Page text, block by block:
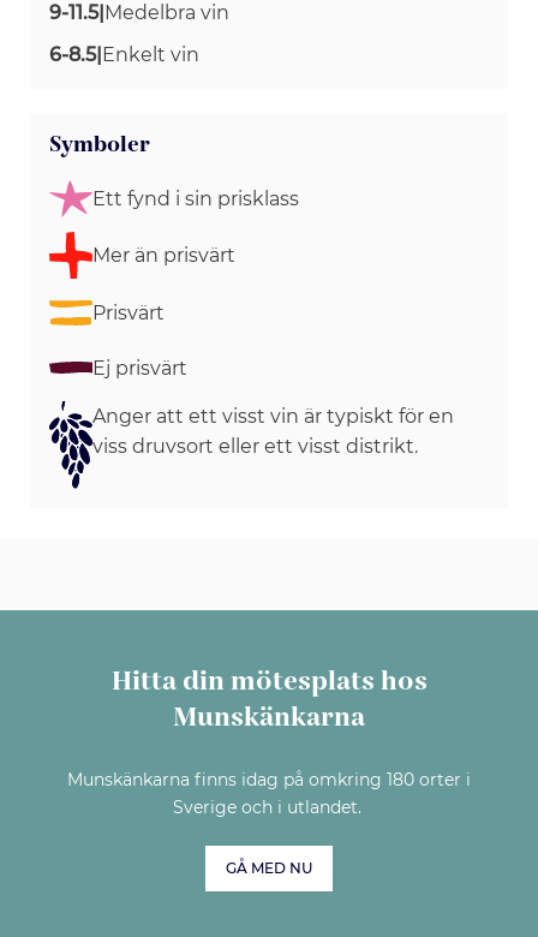
9-11.5| Medelbra vin
6-8.5| Enkelt vin
Symboler
Ett fynd i sin prisklass
Mer än prisvärt
Prisvärt
Ej prisvärt
Anger att ett visst vin är typiskt för en
viss druvsort eller ett visst distrikt.
Hitta din mötesplats hos
Munskänkarna
Munskänkarna finns idag på omkring 180 orter i
Sverige och i utlandet.
GÅ MED NU